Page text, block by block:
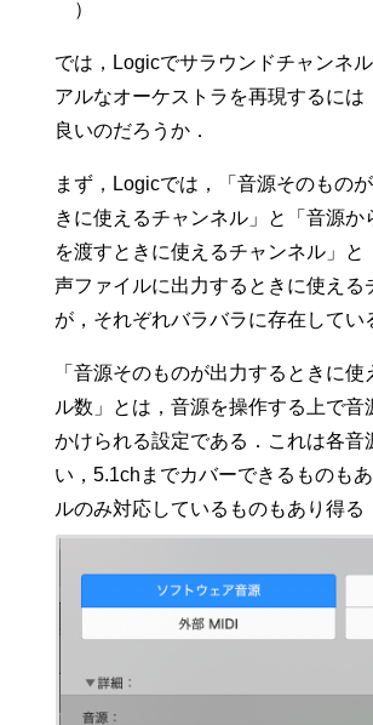
）
では，Logicでサラウンドチャンネ
アルなオーケストラを再現するには
良いのだろうか．
まず，Logicでは，「音源そのもの
きに使えるチャンネル」と「音源か
を渡すときに使えるチャンネル」と
声ファイルに出力するときに使える
が，それぞれバラバラに存在してい
「音源そのものが出力するときに使
ル数」とは，音源を操作する上で音
かけられる設定である．これは各音
い，5.1chまでカバーできるものも
ルのみ対応しているものもあり得る